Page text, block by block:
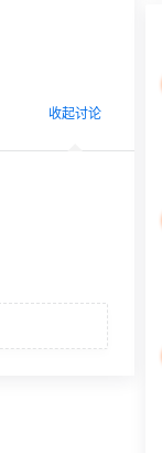
收起讨论